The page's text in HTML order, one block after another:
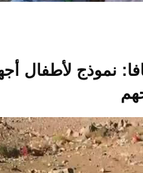
نموذج لأطفال